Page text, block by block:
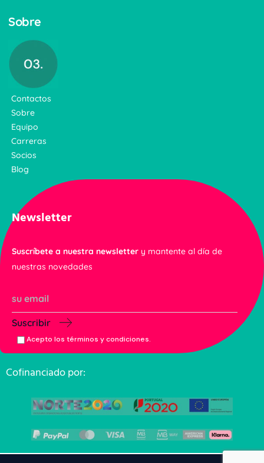
Sobre
Contactos
Sobre
Equipo
Carreras
Socios
Blog
Newsletter
Suscríbete a nuestra newsletter y mantente al día de
nuestras novedades
Suscribir
Acepto los términos y condiciones.
Cofinanciado por: